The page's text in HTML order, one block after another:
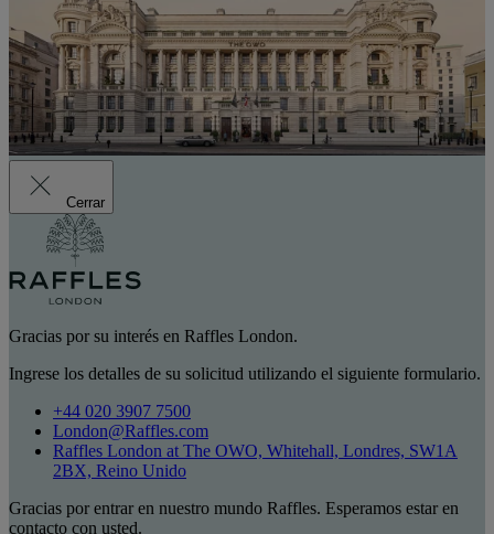
Cerrar
Gracias por su interés en Raffles London.
Ingrese los detalles de su solicitud utilizando el siguiente formulario.
+44 020 3907 7500
London@Raffles.com
Raffles London at The OWO, Whitehall, Londres, SW1A
2BX, Reino Unido
Gracias por entrar en nuestro mundo Raffles. Esperamos estar en
contacto con usted.